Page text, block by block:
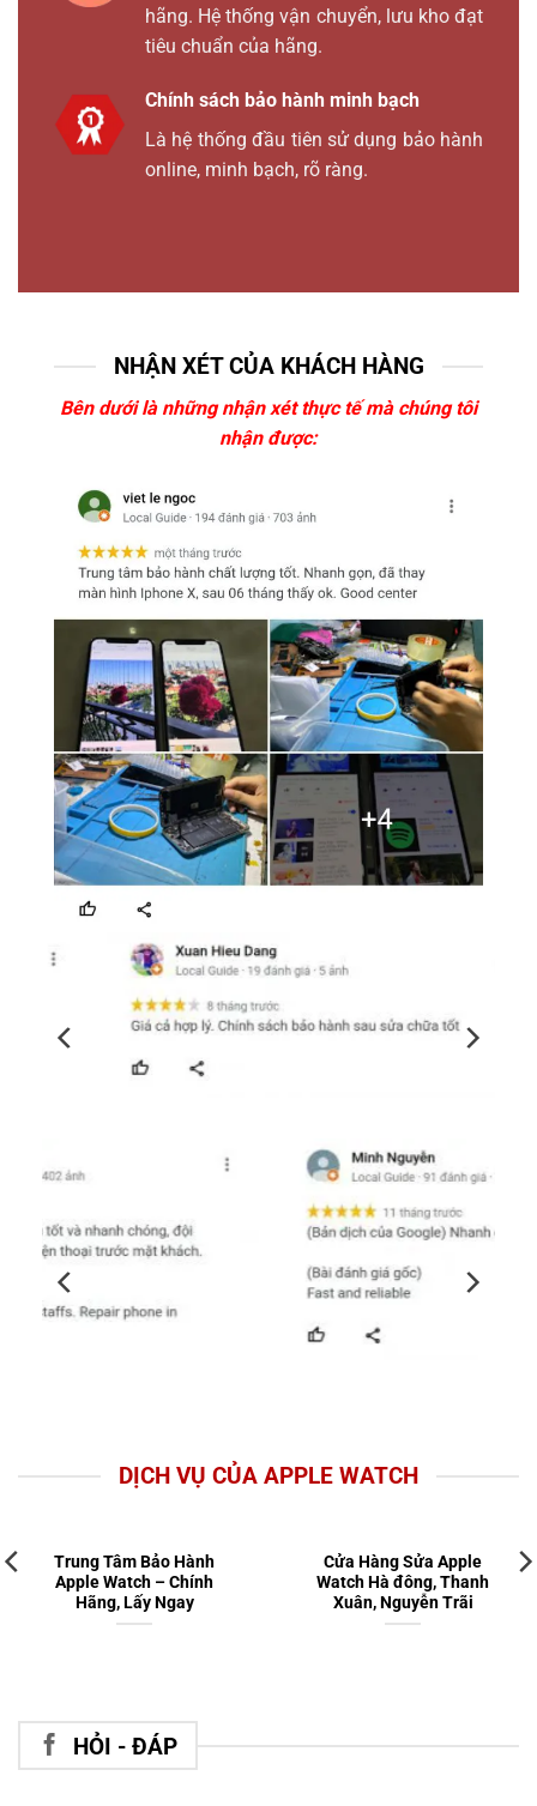
hãng. Hệ thống vận chuyển, lưu kho đạt
tiêu chuẩn của hãng.
Chính sách bảo hành minh bạch
Là hệ thống đầu tiên sử dụng bảo hành
online, minh bạch, rõ ràng.
NHẬN XÉT CỦA KHÁCH HÀNG
Bên dưới là những nhận xét thực tế mà chúng tôi
nhận được:
DỊCH VỤ CỦA APPLE WATCH
Trung Tâm Bảo Hành
Apple Watch – Chính
Hãng, Lấy Ngay
Cửa Hàng Sửa Apple
Watch Hà đông, Thanh
Xuân, Nguyễn Trãi
HỎI - ĐÁP